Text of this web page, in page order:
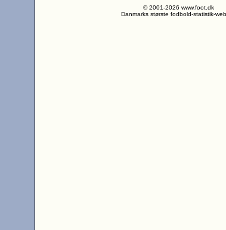
© 2001-2026 www.foot.dk
Danmarks største fodbold-statistik-